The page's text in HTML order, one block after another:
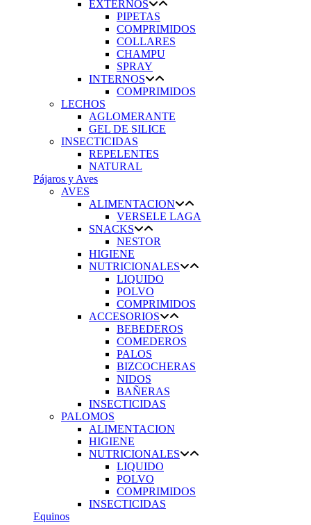
EXTERNOS
PIPETAS
COMPRIMIDOS
COLLARES
CHAMPU
SPRAY
INTERNOS
COMPRIMIDOS
LECHOS
AGLOMERANTE
GEL DE SILICE
INSECTICIDAS
REPELENTES
NATURAL
Pájaros y Aves
AVES
ALIMENTACION
VERSELE LAGA
SNACKS
NESTOR
HIGIENE
NUTRICIONALES
LIQUIDO
POLVO
COMPRIMIDOS
ACCESORIOS
BEBEDEROS
COMEDEROS
PALOS
BIZCOCHERAS
NIDOS
BAÑERAS
INSECTICIDAS
PALOMOS
ALIMENTACION
HIGIENE
NUTRICIONALES
LIQUIDO
POLVO
COMPRIMIDOS
INSECTICIDAS
Equinos